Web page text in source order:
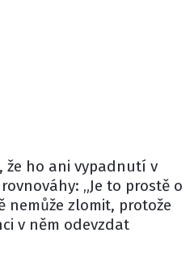
že ho ani vypadnutí v
„Je to prostě o
nemůže zlomit, protože
v něm odevzdat